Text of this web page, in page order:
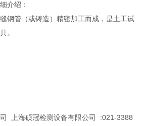
介绍：
钢管（或铸造）精密加工而成，是土工试
。
司 上海硕冠检测设备有限公司 :021-3388